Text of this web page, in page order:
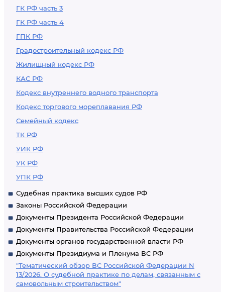
ГК РФ часть 3
ГК РФ часть 4
ГПК РФ
Градостроительный кодекс РФ
Жилищный кодекс РФ
КАС РФ
Кодекс внутреннего водного транспорта
Кодекс торгового мореплавания РФ
Семейный кодекс
ТК РФ
УИК РФ
УК РФ
УПК РФ
Судебная практика высших судов РФ
Законы Российской Федерации
Документы Президента Российской Федерации
Документы Правительства Российской Федерации
Документы органов государственной власти РФ
Документы Президиума и Пленума ВС РФ
"Тематический обзор ВС Российской Федерации N
13/2026. О судебной практике по делам, связанным с
самовольным строительством"